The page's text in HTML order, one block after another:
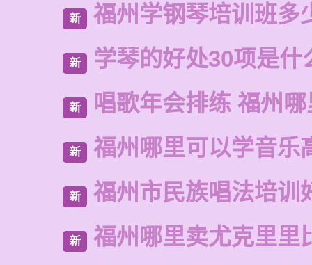
新 福州学钢琴培训班多
新 学琴的好处30项是什
新 唱歌年会排练 福州
新 福州哪里可以学音乐
新 福州市民族唱法培训
新 福州哪里卖尤克里里